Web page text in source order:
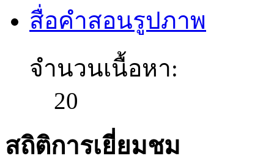
สื่อคำสอนรูปภาพ
จำนวนเนื้อหา:
20
สถิติการเยี่ยมชม